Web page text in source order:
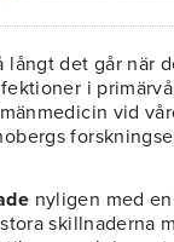
långt det går när
i
vid
nyligen med
skillnaderna